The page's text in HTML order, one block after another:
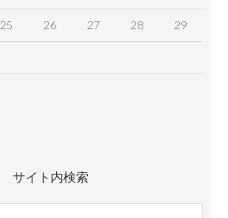
25 26 27 28 29
サイト内検索